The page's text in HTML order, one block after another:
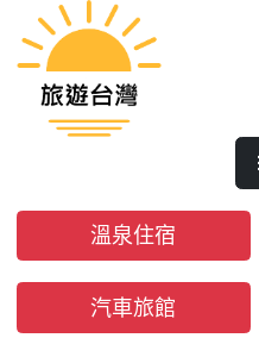
溫泉住宿
汽車旅館